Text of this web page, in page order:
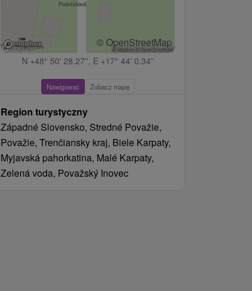
© OpenStreetMap
N +48° 50' 28.27'', E +17° 44' 0.34''
Nawigować Zobacz mapę
Region turystyczny
Západné Slovensko, Stredné Považie,
Považie, Trenčiansky kraj, Biele Karpaty,
Myjavská pahorkatina, Malé Karpaty,
Zelená voda, Považský Inovec